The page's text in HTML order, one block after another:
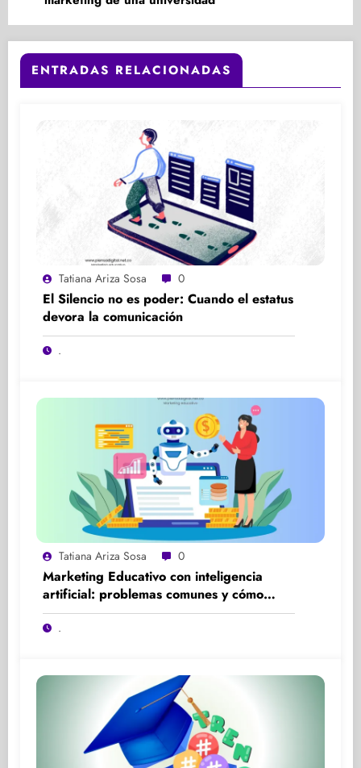
ENTRADAS RELACIONADAS
Tatiana Ariza Sosa 0
El Silencio no es poder: Cuando el estatus
devora la comunicación
.
Tatiana Ariza Sosa 0
Marketing Educativo con inteligencia
artificial: problemas comunes y cómo
solucionarlos
.